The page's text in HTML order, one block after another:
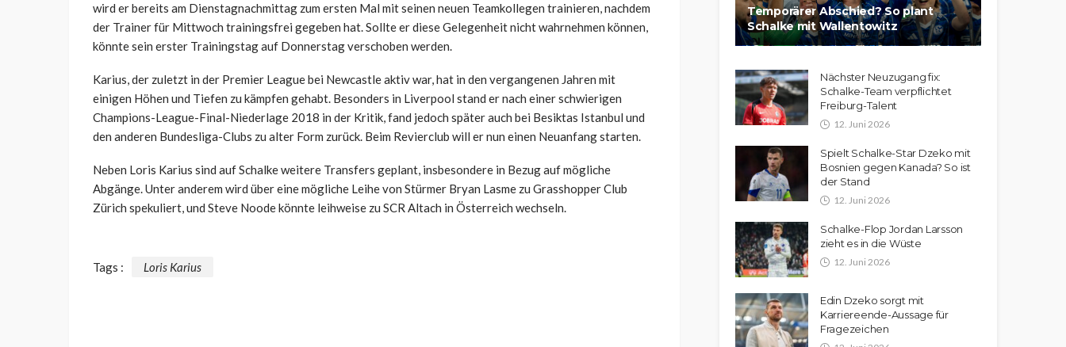
wird er bereits am Dienstagnachmittag zum ersten Mal mit seinen neuen Teamkollegen trainieren, nachdem
der Trainer für Mittwoch trainingsfrei gegeben hat. Sollte er diese Gelegenheit nicht wahrnehmen können,
könnte sein erster Trainingstag auf Donnerstag verschoben werden.
Karius, der zuletzt in der Premier League bei Newcastle aktiv war, hat in den vergangenen Jahren mit
einigen Höhen und Tiefen zu kämpfen gehabt. Besonders in Liverpool stand er nach einer schwierigen
Champions-League-Final-Niederlage 2018 in der Kritik, fand jedoch später auch bei Besiktas Istanbul und
den anderen Bundesliga-Clubs zu alter Form zurück. Beim Revierclub will er nun einen Neuanfang starten.
Neben Loris Karius sind auf Schalke weitere Transfers geplant, insbesondere in Bezug auf mögliche
Abgänge. Unter anderem wird über eine mögliche Leihe von Stürmer Bryan Lasme zu Grasshopper Club
Zürich spekuliert, und Steve Noode könnte leihweise zu SCR Altach in Österreich wechseln.
Tags : Loris Karius
Temporärer Abschied? So plant
Schalke mit Wallentowitz
Nächster Neuzugang fix:
Schalke-Team verpflichtet
Freiburg-Talent
12. Juni 2026
Spielt Schalke-Star Dzeko mit
Bosnien gegen Kanada? So ist
der Stand
12. Juni 2026
Schalke-Flop Jordan Larsson
zieht es in die Wüste
12. Juni 2026
Edin Dzeko sorgt mit
Karriereende-Aussage für
Fragezeichen